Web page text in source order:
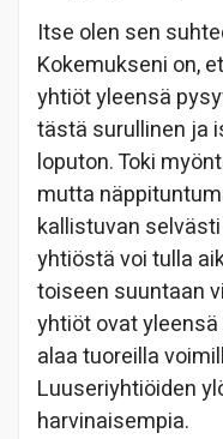
Itse olen sen
Kokemukseni on,
yhtiöt yleensä
tästä surullinen ja
loputon. Toki
mutta
kallistuvan
yhtiöstä voi tulla
toiseen suuntaan
yhtiöt ovat
alaa tuoreilla
Luuseriyhtiöiden
harvinaisempia.